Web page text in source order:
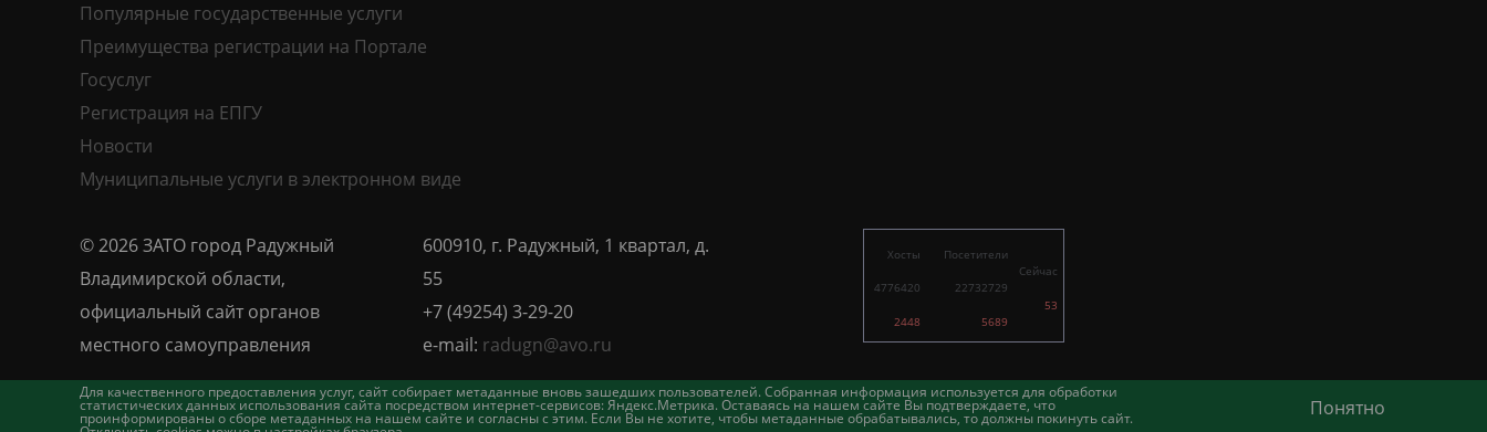
Для качественного предоставления услуг, сайт собирает метаданные вновь зашедших пользователей. Собранная информация используется для обработки
статистических данных использования сайта посредством интернет-сервисов: Яндекс.Метрика. Оставаясь на нашем сайте Вы подтверждаете, что
проинформированы о сборе метаданных на нашем сайте и согласны с этим. Если Вы не хотите, чтобы метаданные обрабатывались, то должны покинуть сайт. Понятно
Популярные государственные услуги
Преимущества регистрации на Портале
Госуслуг
Регистрация на ЕПГУ
Новости
Муниципальные услуги в электронном виде
© 2026 ЗАТО город Радужный
Владимирской области,
официальный сайт органов
местного самоуправления
600910, г. Радужный, 1 квартал, д.
55
+7 (49254) 3-29-20
e-mail: radugn@avo.ru
Хосты
4776420
2448
Посетители
22732729
5689
Сейчас
53